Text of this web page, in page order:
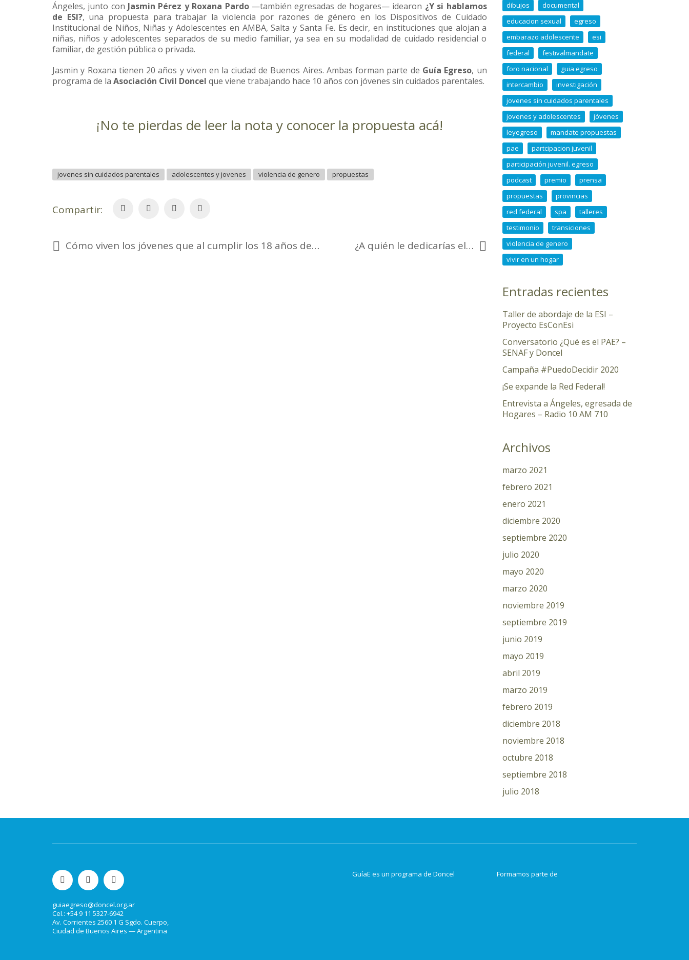
Ángeles, junto con Jasmin Pérez y Roxana Pardo—también egresadas de hogares— idearon ¿Y si hablamos
de ESI?, una propuesta para trabajar la violencia por razones de género en los Dispositivos de Cuidado
Institucional de Niños, Niñas y Adolescentes en AMBA, Salta y Santa Fe. Es decir, en instituciones que alojan a
niñas, niños y adolescentes separados de su medio familiar, ya sea en su modalidad de cuidado residencial o
familiar, de gestión pública o privada.
Jasmin y Roxana tienen 20 años y viven en la ciudad de Buenos Aires. Ambas forman parte de Guía Egreso, un
programa de la Asociación Civil Doncel que viene trabajando hace 10 años con jóvenes sin cuidados parentales.
¡No te pierdas de leer la nota y conocer la propuesta acá!
jovenes sin cuidados parentales adolescentes y jovenes violencia de genero propuestas
Compartir:
Cómo viven los jóvenes que al cumplir los 18 años deben abandonar los hogares de tránsito – Infobae ¿A quién le dedicarías el aborto legal? – Página 12
dibujos
documental
educacion sexual
egreso
embarazo adolescente
esi
federal
festivalmandate
foro nacional
guia egreso
intercambio
investigación
jovenes sin cuidados parentales
jovenes y adolescentes
jóvenes
leyegreso
mandate propuestas
pae
partcipacion juvenil
participación juvenil. egreso
podcast
premio
prensa
propuestas
provincias
red federal
spa
talleres
testimonio
transiciones
violencia de genero
vivir en un hogar
Entradas recientes
Taller de abordaje de la ESI –
Proyecto EsConEsi
Conversatorio ¿Qué es el PAE? –
SENAF y Doncel
Campaña #PuedoDecidir 2020
¡Se expande la Red Federal!
Entrevista a Ángeles, egresada de
Hogares – Radio 10 AM 710
Archivos
marzo 2021
febrero 2021
enero 2021
diciembre 2020
septiembre 2020
julio 2020
mayo 2020
marzo 2020
noviembre 2019
septiembre 2019
junio 2019
mayo 2019
abril 2019
marzo 2019
febrero 2019
diciembre 2018
noviembre 2018
octubre 2018
septiembre 2018
julio 2018
guiaegreso@doncel.org.ar
Cel.: +54 9 11 5327-6942
Av. Corrientes 2560 1 G Sgdo. Cuerpo,
Ciudad de Buenos Aires — Argentina
GuíaE es un programa de Doncel Formamos parte de